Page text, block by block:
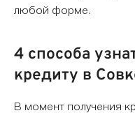
любой форме.
4 способа
кредиту в
В момент получения